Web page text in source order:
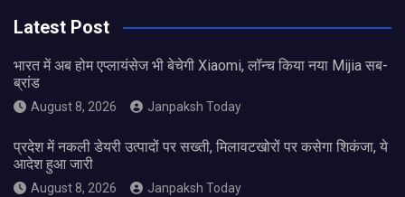
Latest Post
भारत में अब होम एप्लायंसेज भी बेचेगी Xiaomi, लॉन्च किया नया Mijia सब-
ब्रांड
August 8, 2026 Janpaksh Today
प्रदेश में नकली डेयरी उत्पादों पर सख्ती, मिलावटखोरों पर कसेगा शिकंजा, ये
आदेश हुआ जारी
August 8, 2026 Janpaksh Today